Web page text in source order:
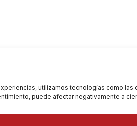
utilizamos tecnologías como
puede afectar negativamente a